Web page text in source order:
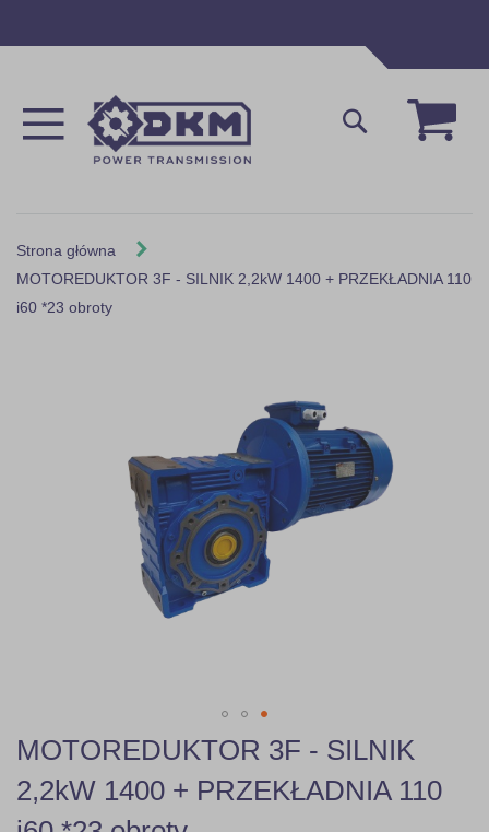
Mój
Szukaj
Strona główna
MOTOREDUKTOR 3F - SILNIK 2,2kW 1400 + PRZEKŁADNIA 110
i60 *23 obroty
Skip
to
the
beginning
of
MOTOREDUKTOR 3F - SILNIK
2,2kW 1400 + PRZEKŁADNIA 110